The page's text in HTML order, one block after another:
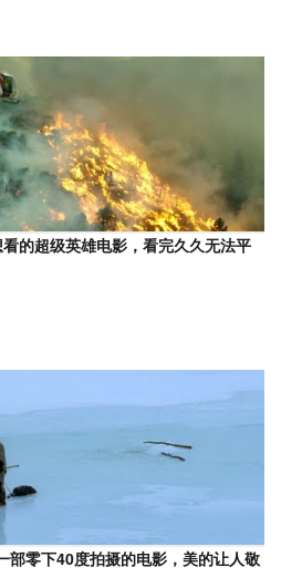
的超级英雄电影，看完久久无法平
部零下40度拍摄的电影，美的让人敬